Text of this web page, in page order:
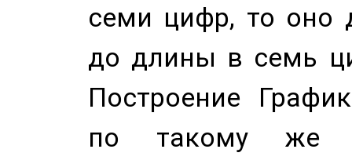
семи цифр, то оно
до длины в семь
Построение
по такому же